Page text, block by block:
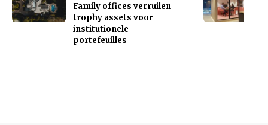
Family offices verruilen
trophy assets voor
institutionele
portefeuilles